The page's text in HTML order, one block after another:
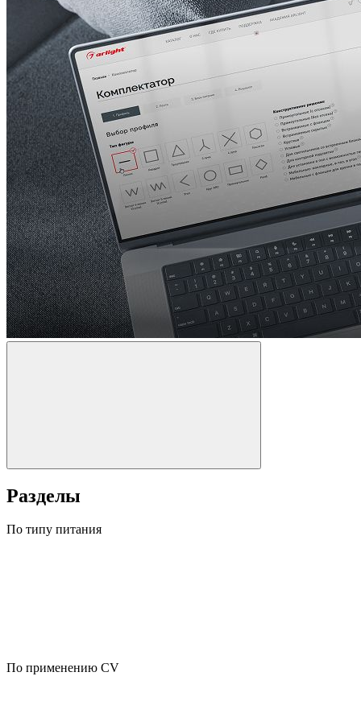
Разделы
По типу питания
По применению CV